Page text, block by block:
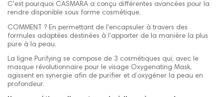
C'est pourquoi CASMARA a conçu différentes avancées pour la
rendre disponible sous forme cosmétique.
COMMENT ? En permettant de l'encapsuler à travers des
formules adaptées destinées à l'apporter de la manière la plus
pure à la peau.
La ligne Purifying se compose de 3 cosmétiques qui, avec le
masque révolutionnaire pour le visage Oxygenating Mask,
agissent en synergie afin de purifier et d’oxygéner la peau en
profondeur.